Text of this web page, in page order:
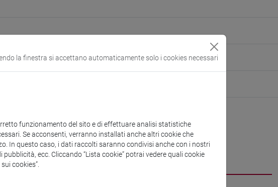
la finestra si accettano automaticamente solo i cookies necessari
funzionamento del sito e di effettuare analisi statistiche
Se acconsenti, verranno installati anche altri cookie che
In questo caso, i dati raccolti saranno condivisi anche con i nostri
ecc. Cliccando “Lista cookie” potrai vedere quali cookie
cookies”.